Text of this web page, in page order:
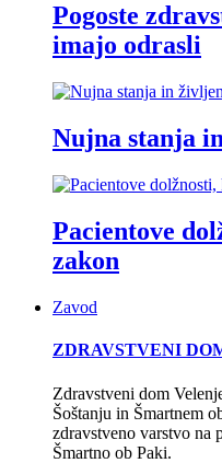
Pogoste
imajo odrasli
Nujna stanja
Pacientove
zakon
Zavod
ZDRAVSTVENI
Zdravstveni dom
Šoštanju in Šmartnem
zdravstveno varstvo na
Šmartno ob Paki.